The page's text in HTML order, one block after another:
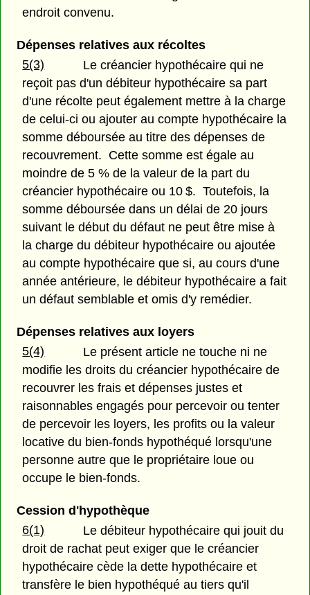
endroit convenu.
Dépenses relatives aux récoltes
5(3)
Le créancier hypothécaire qui ne
reçoit pas d'un débiteur hypothécaire sa part
d'une récolte peut également mettre à la charge
de celui-ci ou ajouter au compte hypothécaire la
somme déboursée au titre des dépenses de
recouvrement. Cette somme est égale au
moindre de 5 % de la valeur de la part du
créancier hypothécaire ou 10 $. Toutefois, la
somme déboursée dans un délai de 20 jours
suivant le début du défaut ne peut être mise à
la charge du débiteur hypothécaire ou ajoutée
au compte hypothécaire que si, au cours d'une
année antérieure, le débiteur hypothécaire a fait
un défaut semblable et omis d'y remédier.
Dépenses relatives aux loyers
5(4)
Le présent article ne touche ni ne
modifie les droits du créancier hypothécaire de
recouvrer les frais et dépenses justes et
raisonnables engagés pour percevoir ou tenter
de percevoir les loyers, les profits ou la valeur
locative du bien-fonds hypothéqué lorsqu'une
personne autre que le propriétaire loue ou
occupe le bien-fonds.
Cession d'hypothèque
6(1)
Le débiteur hypothécaire qui jouit du
droit de rachat peut exiger que le créancier
hypothécaire cède la dette hypothécaire et
transfère le bien hypothéqué au tiers qu'il